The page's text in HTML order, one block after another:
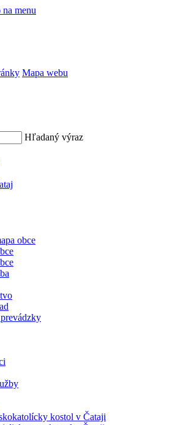
menu
Mapa webu
Hľadaný výraz
obce
kostol v Čataji